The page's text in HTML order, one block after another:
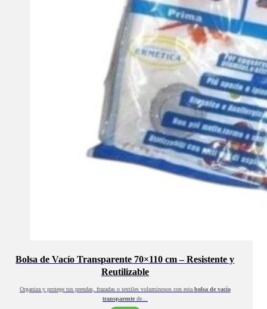
Bolsa de Vacío Transparente 70×110 cm – Resistente y
Reutilizable
Organiza y protege tus prendas, frazadas o textiles voluminosos con esta bolsa de vacío
transparentede…